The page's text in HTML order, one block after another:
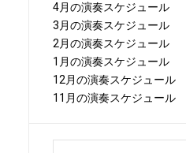
4月の演奏スケジュール
3月の演奏スケジュール
2月の演奏スケジュール
1月の演奏スケジュール
12月の演奏スケジュール
11月の演奏スケジュール